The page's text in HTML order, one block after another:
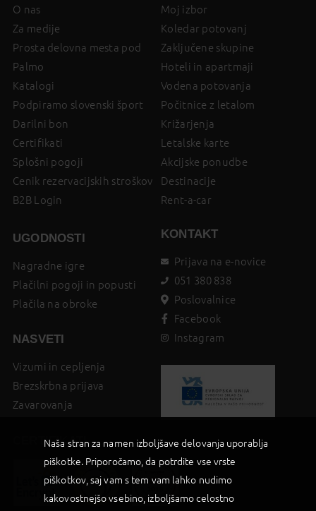
O nas
Za medije
Prosta delovna mesta pod
Palmo
Katalogi
Podpiramo slovenski šport
Darilni bon
Certifikati
Splošni pogoji
Cenik rezervacijskih stroškov
B2B Login
UGODNOSTI
Nagradne igre
Plačilni pogoji in popusti
Plačila na obroke
NASVETI
Vizumi in cepljenja
Brezskrbna prijava
Zavarovanja
Moj izbor
Koledar potovanj
Zaključene skupine
Hoteli in apartmaji
Vodena potovanja
Počitnice z letalom
Križarjenja
Letalske karte
Akcijske ponudbe
Destinacije
Rent-a-car
KONTAKT
Prijava na e-novice
051 380 838
Poslovalnice
Facebook
Instagram
CERTIFIKATI
Naša stran za namen izboljšave delovanja uporablja
piškotke. Priporočamo, da potrdite vse vrste
piškotkov, saj vam s tem vam lahko nudimo
kakovostnejšo vsebino, izboljšamo celostno